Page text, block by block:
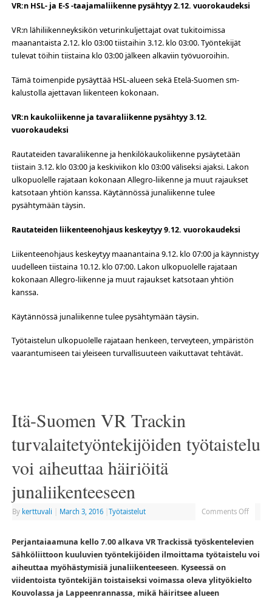
VR:n HSL- ja E-S -taajamaliikenne pysähtyy 2.12. vuorokaudeksi
VR:n lähiliikenneyksikön veturinkuljettajat ovat tukitoimissa
maanantaista 2.12. klo 03:00 tiistaihin 3.12. klo 03:00. Työntekijät
tulevat töihin tiistaina klo 03:00 jälkeen alkaviin työvuoroihin.
Tämä toimenpide pysäyttää HSL-alueen sekä Etelä-Suomen sm-
kalustolla ajettavan liikenteen kokonaan.
VR:n kaukoliikenne ja tavaraliikenne pysähtyy 3.12.
vuorokaudeksi
Rautateiden tavaraliikenne ja henkilökaukoliikenne pysäytetään
tiistain 3.12. klo 03:00 ja keskiviikon klo 03:00 väliseksi ajaksi. Lakon
ulkopuolelle rajataan kokonaan Allegro-liikenne ja muut rajaukset
katsotaan yhtiön kanssa. Käytännössä junaliikenne tulee
pysähtymään täysin.
Rautateiden liikenteenohjaus keskeytyy 9.12. vuorokaudeksi
Liikenteenohjaus keskeytyy maanantaina 9.12. klo 07:00 ja käynnistyy
uudelleen tiistaina 10.12. klo 07:00. Lakon ulkopuolelle rajataan
kokonaan Allegro-liikenne ja muut rajaukset katsotaan yhtiön
kanssa.
Käytännössä junaliikenne tulee pysähtymään täysin.
Työtaistelun ulkopuolelle rajataan henkeen, terveyteen, ympäristön
vaarantumiseen tai yleiseen turvallisuuteen vaikuttavat tehtävät.
Itä-Suomen VR Trackin
turvalaitetyöntekijöiden työtaistelu
voi aiheuttaa häiriöitä
junaliikenteeseen
By kerttuvali March 3, 2016 Työtaistelut Comments Off
Perjantaiaamuna kello 7.00 alkava VR Trackissä työskentelevien
Sähköliittoon kuuluvien työntekijöiden ilmoittama työtaistelu voi
aiheuttaa myöhästymisiä junaliikenteeseen. Kyseessä on
viidentoista työntekijän toistaiseksi voimassa oleva ylityökielto
Kouvolassa ja Lappeenrannassa, mikä häiritsee alueen